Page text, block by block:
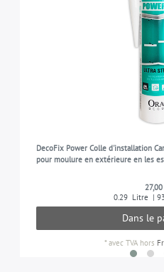
DecoFix Power Colle d'installation
pour moulure en extérieure en les
0.29 Litre |
Dans le
*avec TVAhors